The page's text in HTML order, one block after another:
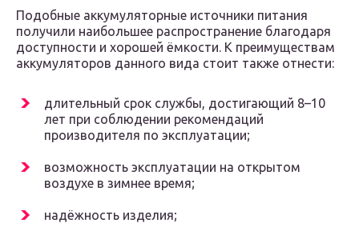
Подобные аккумуляторные источники питания
получили наибольшее распространение благодаря
доступности и хорошей ёмкости. К преимуществам
аккумуляторов данного вида стоит также отнести:
длительный срок службы, достигающий 8–10
лет при соблюдении рекомендаций
производителя по эксплуатации;
возможность эксплуатации на открытом
воздухе в зимнее время;
надёжность изделия;